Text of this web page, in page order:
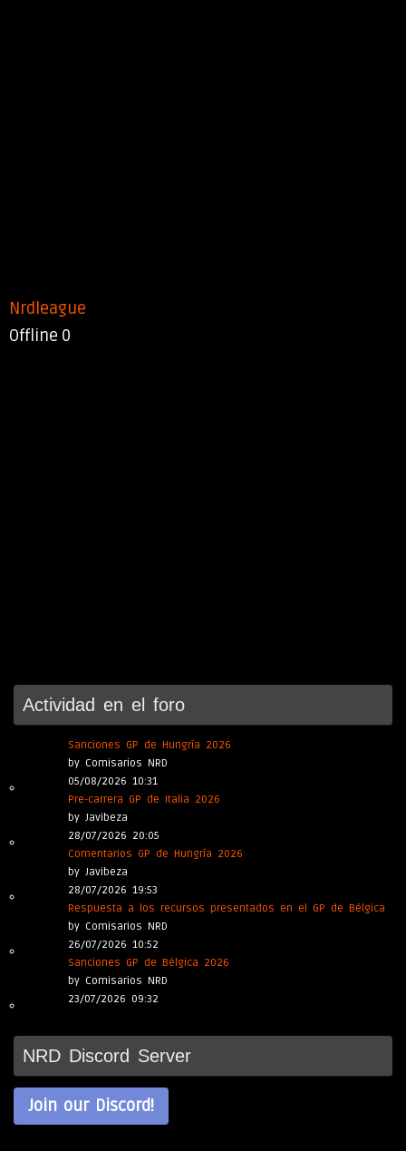
Nrdleague
Offline 0
Actividad en el foro
Sanciones GP de Hungría 2026
by Comisarios NRD
05/08/2026 10:31
Pre-carrera GP de Italia 2026
by Javibeza
28/07/2026 20:05
Comentarios GP de Hungría 2026
by Javibeza
28/07/2026 19:53
Respuesta a los recursos presentados en el GP de Bélgica
by Comisarios NRD
26/07/2026 10:52
Sanciones GP de Bélgica 2026
by Comisarios NRD
23/07/2026 09:32
NRD Discord Server
Join our Discord!